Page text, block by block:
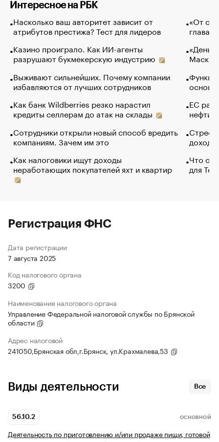
Интересное на РБК
Насколько ваш авторитет зависит от
атрибутов престижа? Тест для лидеров
Казино проиграло. Как ИИ-агенты
разрушают букмекерскую индустрию
Выживают сильнейших. Почему компании
избавляются от лучших сотрудников
Как банк Wildberries резко нарастил
кредиты селлерам до атак на склады
Сотрудники открыли новый способ вредить
компаниям. Зачем им это
Как налоговики ищут доходы
неработающих покупателей яхт и квартир
«От
глава
Маск в
основ
ЕС
нефти
Что
для
Регистрация ФНС
Дата регистрации
7 августа 2025
Код налогового органа
3200
Наименование налогового органа
Управление Федеральной налоговой службы по Брянской
области
Адрес налоговой
241050,Брянская обл,г.Брянск, ул.Крахмалева,53
Виды деятельности Все
56.10.2 ОСНОВНОЙ
Деятельность по приготовлению и/или продаже пищи, готовой